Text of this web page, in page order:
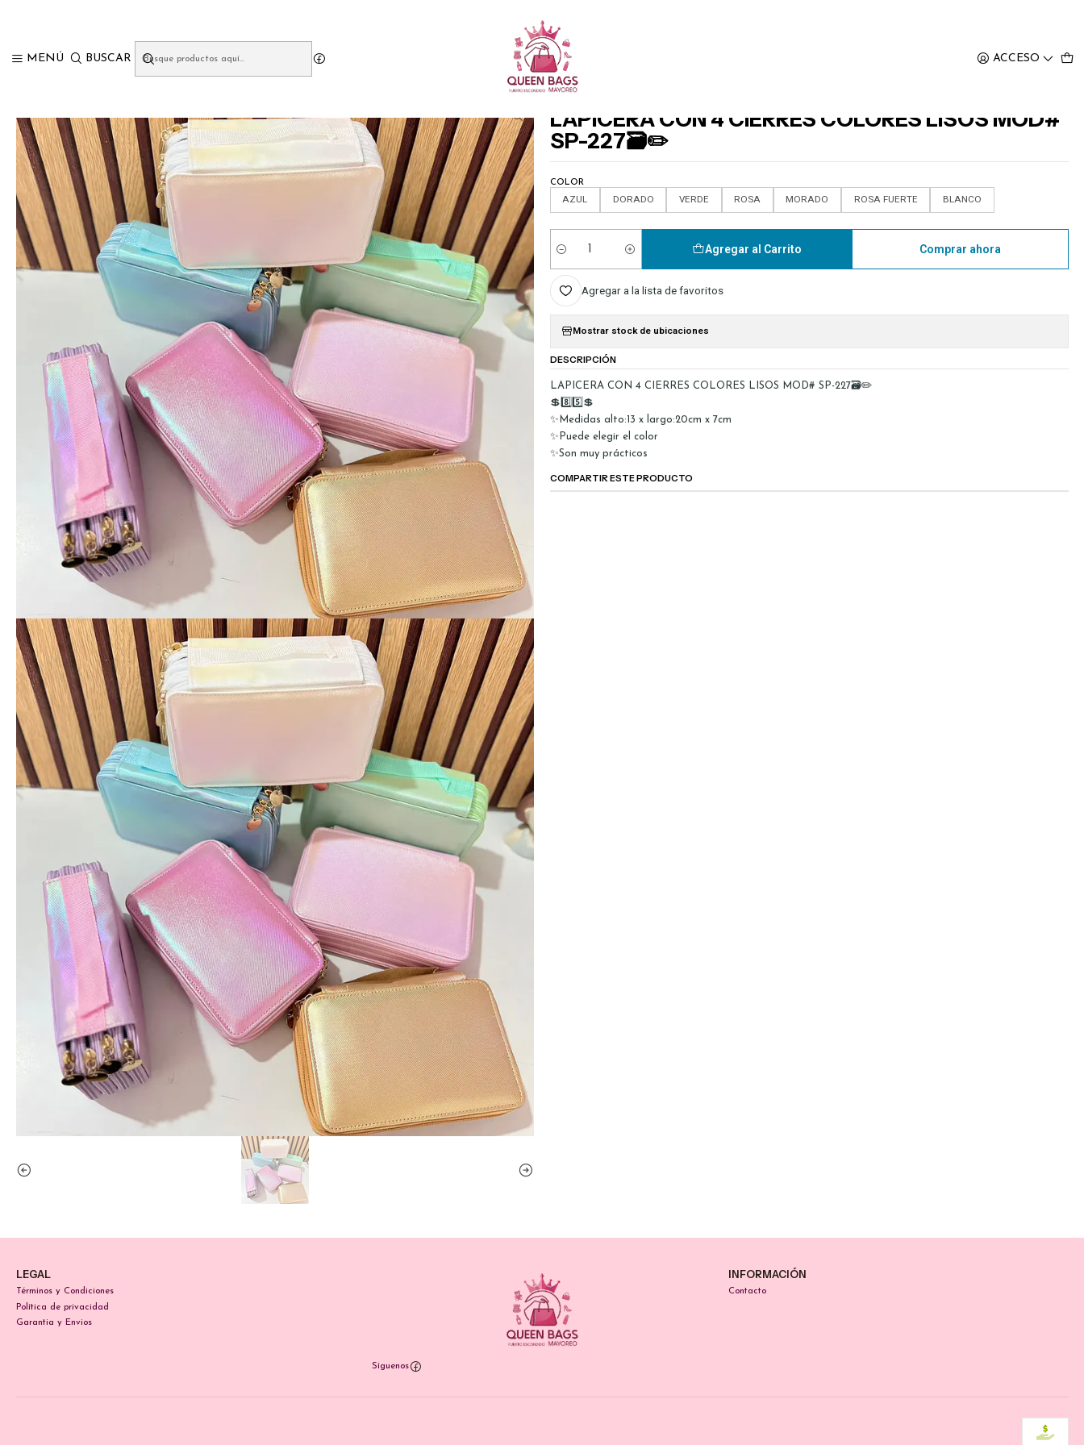
MENÚ BUSCAR ACCESO
LAPICERA CON 4 CIERRES COLORES LISOS MOD# SP-227🗃️✏️
LAPICERA CON 4 CIERRES COLORES LISOS MOD#
SP-227🗃️✏️
COLOR
AZUL DORADO VERDE ROSA MORADO ROSA FUERTE BLANCO
Cantidad
Agregar al Carrito Comprar ahora
Agregar a la lista de favoritos
Mostrar stock de ubicaciones
DESCRIPCIÓN
LAPICERA CON 4 CIERRES COLORES LISOS MOD# SP-227🗃️✏️
💲8️⃣5️⃣💲
✨Medidas alto:13 x largo:20cm x 7cm
✨Puede elegir el color
✨Son muy prácticos
COMPARTIR ESTE PRODUCTO
LEGAL
Términos y Condiciones
Política de privacidad
Garantia y Envios
Síguenos
INFORMACIÓN
Contacto